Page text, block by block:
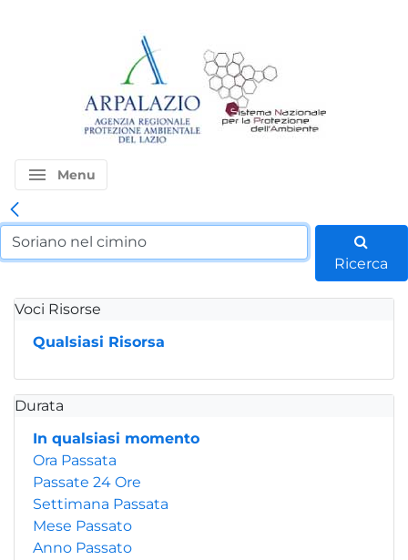
menu Menu
Ricerca
Voci Risorse
Qualsiasi Risorsa
Durata
In qualsiasi momento
Ora Passata
Passate 24 Ore
Settimana Passata
Mese Passato
Anno Passato